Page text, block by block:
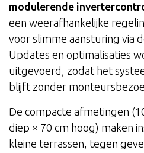
modulerende
een weerafhankelijke
voor slimme aansturing via
Updates en optimalisaties
uitgevoerd, zodat het
blijft zonder
De compacte afmetingen
diep × 70 cm hoog) maken
kleine terrassen, tegen